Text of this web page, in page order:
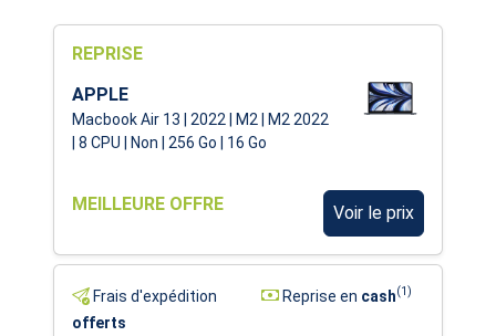
REPRISE
APPLE
Macbook Air 13 | 2022 | M2 | M2 2022
| 8 CPU | Non | 256 Go | 16 Go
MEILLEURE OFFRE Voir le prix
Frais d'expédition
offerts
Reprise en cash(1)